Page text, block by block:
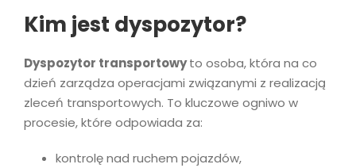
Kim jest dyspozytor?
Dyspozytor transportowyto osoba, która na co
dzień zarządza operacjami związanymi z realizacją
zleceń transportowych. To kluczowe ogniwo w
procesie, które odpowiada za:
kontrolę nad ruchem pojazdów,